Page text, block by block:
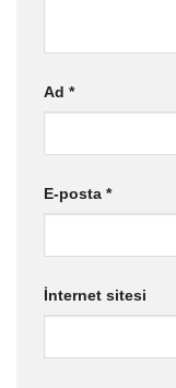
Ad *
E-posta *
İnternet sitesi